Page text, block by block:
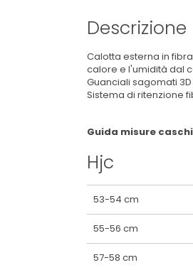
Descrizione
Calotta esterna in
calore e l'umidità dal
Guanciali sagomati
Sistema di ritenzione
Guida misure caschi
Hjc
53-54 cm
55-56 cm
57-58 cm